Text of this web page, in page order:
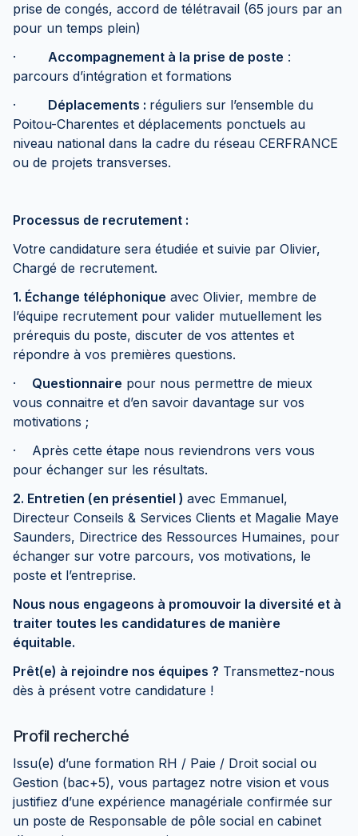
prise de congés, accord de télétravail (65 jours par an
pour un temps plein)
· Accompagnement à la prise de poste :
parcours d’intégration et formations
· Déplacements : réguliers sur l’ensemble du
Poitou-Charentes et déplacements ponctuels au
niveau national dans la cadre du réseau CERFRANCE
ou de projets transverses.
Processus de recrutement :
Votre candidature sera étudiée et suivie par Olivier,
Chargé de recrutement.
1. Échange téléphonique avec Olivier, membre de
l’équipe recrutement pour valider mutuellement les
prérequis du poste, discuter de vos attentes et
répondre à vos premières questions.
· Questionnaire pour nous permettre de mieux
vous connaitre et d’en savoir davantage sur vos
motivations ;
· Après cette étape nous reviendrons vers vous
pour échanger sur les résultats.
2. Entretien (en présentiel ) avec Emmanuel,
Directeur Conseils & Services Clients et Magalie Maye
Saunders, Directrice des Ressources Humaines, pour
échanger sur votre parcours, vos motivations, le
poste et l’entreprise.
Nous nous engageons à promouvoir la diversité et à
traiter toutes les candidatures de manière
équitable.
Prêt(e) à rejoindre nos équipes ? Transmettez-nous
dès à présent votre candidature !
Profil recherché
Issu(e) d’une formation RH / Paie / Droit social ou
Gestion (bac+5), vous partagez notre vision et vous
justifiez d’une expérience managériale confirmée sur
un poste de Responsable de pôle social en cabinet